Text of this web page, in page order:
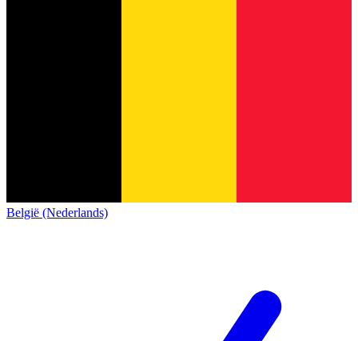
België (Nederlands)